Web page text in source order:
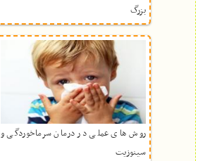
بزرگ
روش های عملی در درمان سرماخوردگی و
سینوزیت